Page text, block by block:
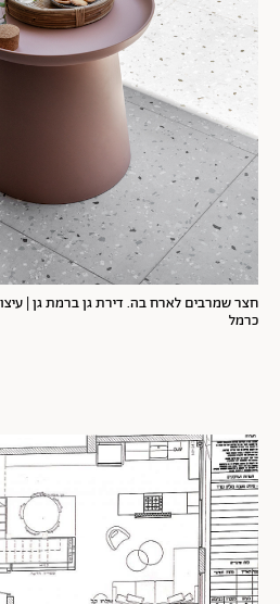
חצר שמרבים לארח בה. דירת גן ברמת גן |
כרמל